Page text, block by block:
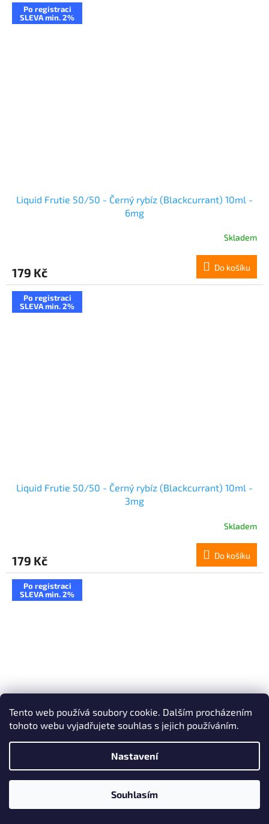
Tento web používá soubory cookie. Dalším procházením
tohoto webu vyjadřujete souhlas s jejich používáním.
Nastavení
Souhlasím
Po registraci
SLEVA min. 2%
Liquid Frutie 50/50 - Černý rybíz (Blackcurrant) 10ml -
6mg
Skladem
179 Kč Do košíku
Po registraci
SLEVA min. 2%
Liquid Frutie 50/50 - Černý rybíz (Blackcurrant) 10ml -
3mg
Skladem
179 Kč Do košíku
Po registraci
SLEVA min. 2%